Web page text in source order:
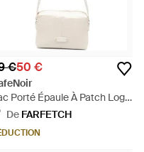
€50 €
Porté Épaule À Patch Logo
De FARFETCH